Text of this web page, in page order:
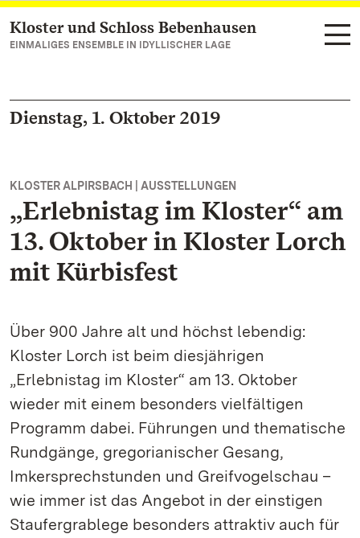
Zum Hauptinhalt springen
Kloster und Schloss Bebenhausen
EINMALIGES ENSEMBLE IN IDYLLISCHER LAGE
Dienstag, 1. Oktober 2019
KLOSTER ALPIRSBACH | AUSSTELLUNGEN
„Erlebnistag im Kloster“ am
13. Oktober in Kloster Lorch
mit Kürbisfest
Über 900 Jahre alt und höchst lebendig:
Kloster Lorch ist beim diesjährigen
„Erlebnistag im Kloster“ am 13. Oktober
wieder mit einem besonders vielfältigen
Programm dabei. Führungen und thematische
Rundgänge, gregorianischer Gesang,
Imkersprechstunden und Greifvogelschau –
wie immer ist das Angebot in der einstigen
Staufergrablege besonders attraktiv auch für